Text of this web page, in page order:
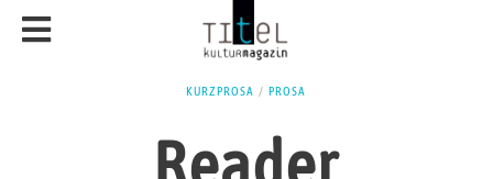
KURZPROSA / PROSA